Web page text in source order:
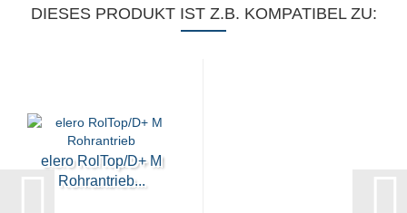
DIESES PRODUKT IST Z.B. KOMPATIBEL ZU:
elero RolTop/D+ M
Rohrantrieb...